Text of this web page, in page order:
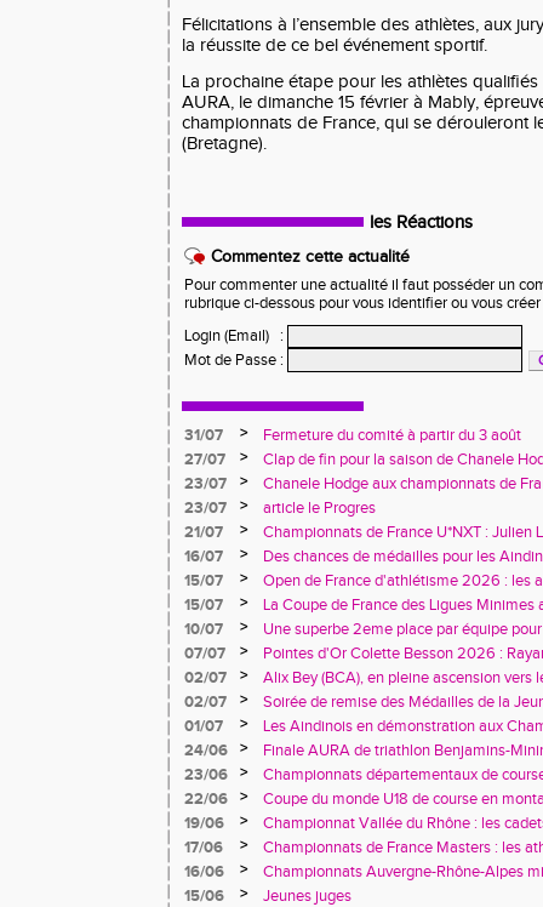
Félicitations à l’ensemble des athlètes, aux
la réussite de ce bel événement sportif.
La prochaine étape pour les athlètes
AURA, le dimanche 15 février à Mably,
championnats de France, qui se dérouleront
(Bretagne).
les Réactions
Commentez cette actualité
Pour commenter une actualité il faut posséder un
rubrique ci-dessous pour vous identifier ou vous
Login (Email)
:
Mot de Passe :
31/07 >
Fermeture du comité à partir du 3 août
27/07
>
Clap de fin pour la saison de Chanele
23/07
>
Chanele Hodge aux championnats de
23/07
>
article le Progres
21/07
>
Championnats de France U*NXT : Julien
jeunesse aindinoise confirme son talent
16/07 >
Des chances de médailles pour les
France Avenir à Charléty
15/07 >
Open de France d'athlétisme 2026 : les
rendez-vous à Blois
15/07 >
La Coupe de France des Ligues Minimes
riche en enseignements
10/07 >
Une superbe 2eme place par équipe
Trophée des Alpes à Belley
07/07 >
Pointes d'Or Colette Besson 2026 :
02/07
>
Alix Bey (BCA), en pleine ascension vers
02/07
>
Soirée de remise des Médailles de la
l'Engagement Associatif
01/07 >
Les Aindinois en démonstration aux
Rhône-Alpes avant les France
24/06 >
Finale AURA de triathlon Benjamins-
23/06
>
Championnats départementaux de
22/06
>
Coupe du monde U18 de course en
(Italie).
19/06 >
Championnat Vallée du Rhône : les
à Vénissieux
17/06 >
Championnats de France Masters : les
brillent à Épinal
16/06 >
Championnats Auvergne-Rhône-Alpes
Pontcharra avec sept titres régionaux
15/06 > Jeunes juges